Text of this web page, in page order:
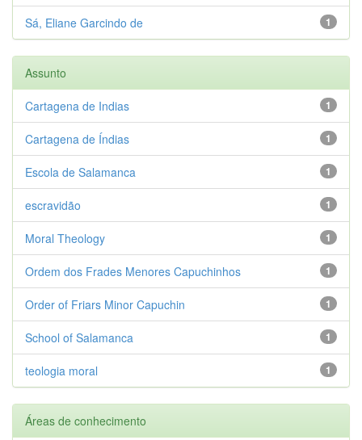
1
Sá, Eliane Garcindo de
Assunto
1
Cartagena de Indias
1
Cartagena de Índias
1
Escola de Salamanca
1
escravidão
1
Moral Theology
1
Ordem dos Frades Menores Capuchinhos
1
Order of Friars Minor Capuchin
1
School of Salamanca
1
teologia moral
Áreas de conhecimento